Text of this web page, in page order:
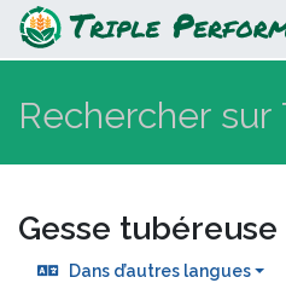
Gesse tubéreuse
Gesse tubéreuse
Dans d’autres langues